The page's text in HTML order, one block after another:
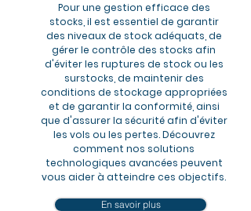
Pour une gestion efficace des
stocks, il est essentiel de garantir
des niveaux de stock adéquats, de
gérer le contrôle des stocks afin
d'éviter les ruptures de stock ou les
surstocks, de maintenir des
conditions de stockage appropriées
et de garantir la conformité, ainsi
que d'assurer la sécurité afin d'éviter
les vols ou les pertes. Découvrez
comment nos solutions
technologiques avancées peuvent
vous aider à atteindre ces objectifs.
En savoir plus